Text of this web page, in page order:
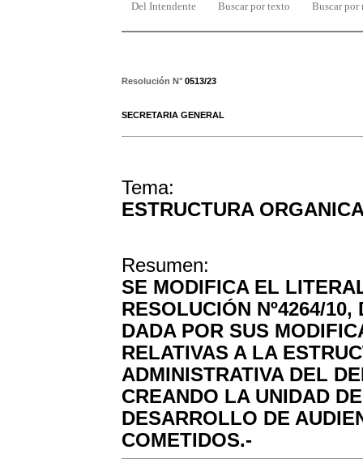
Del Intendente Buscar por texto Buscar por
Resolución N° 0513/23
SECRETARIA GENERAL
Tema:
ESTRUCTURA
Resumen:
SE MODIFICA EL
RESOLUCIÓN Nº4264/
DADA POR SUS
RELATIVAS A LA
ADMINISTRATIVA DEL
CREANDO LA UNIDAD
DESARROLLO DE
COMETIDOS.-